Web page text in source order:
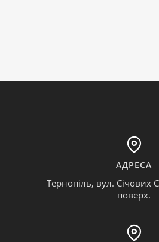
АДРЕСА
Тернопіль, вул. Січових
поверх.